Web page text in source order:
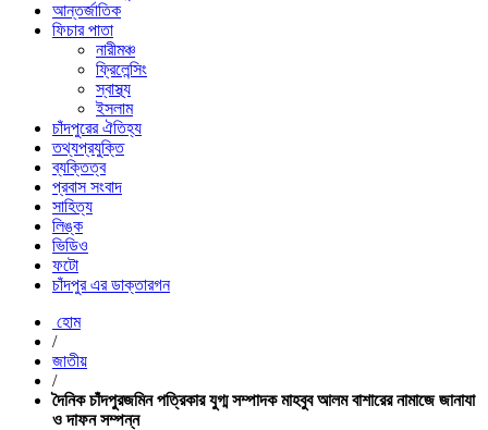
আন্তর্জাতিক
ফিচার পাতা
নারীমঞ্চ
ফ্রিলেন্সিং
স্বাস্থ্য
ইসলাম
চাঁদপুরের ঐতিহ্য
তথ্যপ্রযুক্তি
ব্যক্তিত্ব
প্রবাস সংবাদ
সাহিত্য
লিঙ্ক
ভিডিও
ফটো
চাঁদপুর এর ডাক্তারগন
হোম
/
জাতীয়
/
দৈনিক চাঁদপুরজমিন পত্রিকার যুগ্ম সম্পাদক মাহবুব আলম বাশারের নামাজে জানাযা
ও দাফন সম্পন্ন